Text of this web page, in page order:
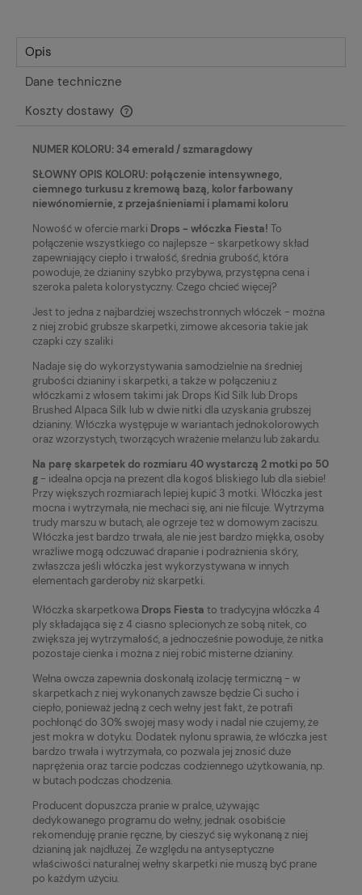
Opis
Dane techniczne
Koszty dostawy
Cena nie zawiera ewentualnych kosztów płatności
NUMER KOLORU: 34 emerald / szmaragdowy
SŁOWNY OPIS KOLORU: połączenie intensywnego,
ciemnego turkusu z kremową bazą, kolor farbowany
niewónomiernie, z przejaśnieniami i plamami koloru
Nowość w ofercie marki Drops - włóczka Fiesta! To
połączenie wszystkiego co najlepsze - skarpetkowy skład
zapewniający ciepło i trwałość, średnia grubość, która
powoduje, że dzianiny szybko przybywa, przystępna cena i
szeroka paleta kolorystyczny. Czego chcieć więcej?
Jest to jedna z najbardziej wszechstronnych włóczek - można
z niej zrobić grubsze skarpetki, zimowe akcesoria takie jak
czapki czy szaliki
Nadaje się do wykorzystywania samodzielnie na średniej
grubości dzianiny i skarpetki, a także w połączeniu z
włóczkami z włosem takimi jak Drops Kid Silk lub Drops
Brushed Alpaca Silk lub w dwie nitki dla uzyskania grubszej
dzianiny. Włóczka występuje w wariantach jednokolorowych
oraz wzorzystych, tworzących wrażenie melanżu lub żakardu.
Na parę skarpetek do rozmiaru 40 wystarczą 2 motki po 50
g - idealna opcja na prezent dla kogoś bliskiego lub dla siebie!
Przy większych rozmiarach lepiej kupić 3 motki. Włóczka jest
mocna i wytrzymała, nie mechaci się, ani nie filcuje. Wytrzyma
trudy marszu w butach, ale ogrzeje też w domowym zaciszu.
Włóczka jest bardzo trwała, ale nie jest bardzo miękka, osoby
wrażliwe mogą odczuwać drapanie i podrażnienia skóry,
zwłaszcza jeśli włóczka jest wykorzystywana w innych
elementach garderoby niż skarpetki.
Włóczka skarpetkowa Drops Fiesta to tradycyjna włóczka 4
ply składająca się z 4 ciasno splecionych ze sobą nitek, co
zwiększa jej wytrzymałość, a jednocześnie powoduje, że nitka
pozostaje cienka i można z niej robić misterne dzianiny.
Wełna owcza zapewnia doskonałą izolację termiczną - w
skarpetkach z niej wykonanych zawsze będzie Ci sucho i
ciepło, ponieważ jedną z cech wełny jest fakt, że potrafi
pochłonąć do 30% swojej masy wody i nadal nie czujemy, że
jest mokra w dotyku. Dodatek nylonu sprawia, że włóczka jest
bardzo trwała i wytrzymała, co pozwala jej znosić duże
naprężenia oraz tarcie podczas codziennego użytkowania, np.
w butach podczas chodzenia.
Producent dopuszcza pranie w pralce, używając
dedykowanego programu do wełny, jednak osobiście
rekomenduję pranie ręczne, by cieszyć się wykonaną z niej
dzianiną jak najdłużej. Ze względu na antyseptyczne
właściwości naturalnej wełny skarpetki nie muszą być prane
po każdym użyciu.